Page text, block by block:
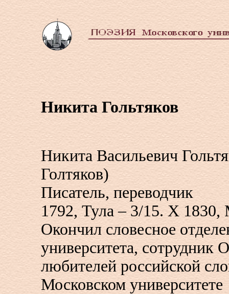
Никита Гольтяков
Никита Васильевич
Голтяков)
Писатель, переводчик
1792, Тула – 3/15. X 1830,
Окончил словесное
университета, сотрудник
любителей российской
Московском университете